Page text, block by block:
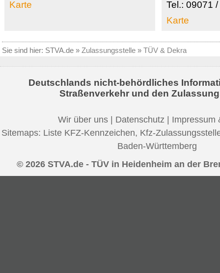
Karte
Tel.: 09071
Karte
Sie sind hier: STVA.de » Zulassungsstelle » TÜV & Dekra
Deutschlands nicht-behördliches
Straßenverkehr und den
Wir über uns Datenschutz
Impressum
Sitemaps: Liste KFZ-Kennzeichen, Kfz-
Baden-Württemberg
© 2026 STVA.de - TÜV in Heidenheim an der